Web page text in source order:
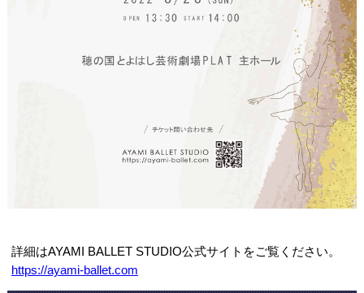
詳細はAYAMI BALLET STUDIO公式サイトをご覧ください。
https://ayami-ballet.com